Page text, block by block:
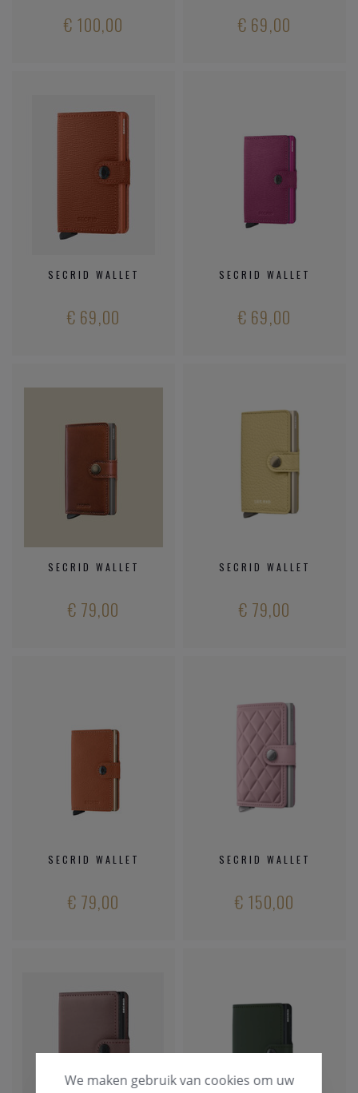
€ 100,00 € 69,00
SECRID WALLET
€ 69,00
SECRID WALLET
€ 69,00
SECRID WALLET
€ 79,00
SECRID WALLET
€ 79,00
SECRID WALLET
€ 79,00
SECRID WALLET
€ 150,00
We maken gebruik van cookies om uw